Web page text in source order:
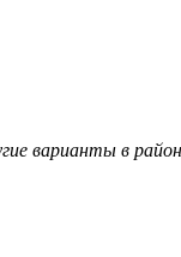
варианты в